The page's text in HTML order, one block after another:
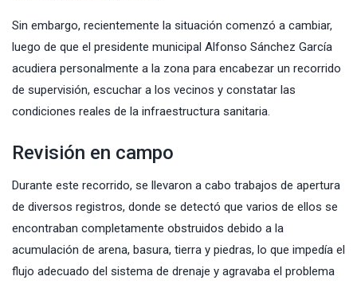
Sin embargo, recientemente la situación comenzó a cambiar,
luego de que el presidente municipal Alfonso Sánchez García
acudiera personalmente a la zona para encabezar un recorrido
de supervisión, escuchar a los vecinos y constatar las
condiciones reales de la infraestructura sanitaria.
Revisión en campo
Durante este recorrido, se llevaron a cabo trabajos de apertura
de diversos registros, donde se detectó que varios de ellos se
encontraban completamente obstruidos debido a la
acumulación de arena, basura, tierra y piedras, lo que impedía el
flujo adecuado del sistema de drenaje y agravaba el problema